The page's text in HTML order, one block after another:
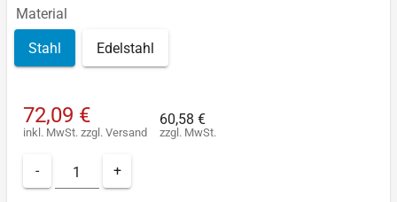
Material
Stahl Edelstahl
72,09 €
inkl. MwSt. zzgl. Versand
60,58 €
zzgl. MwSt.
- +